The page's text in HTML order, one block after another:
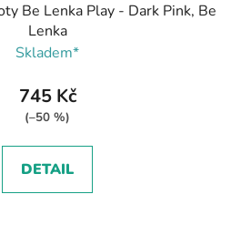
Be Lenka Play - Dark Pink, Be
Lenka
Skladem*
745 Kč
(–50 %)
DETAIL